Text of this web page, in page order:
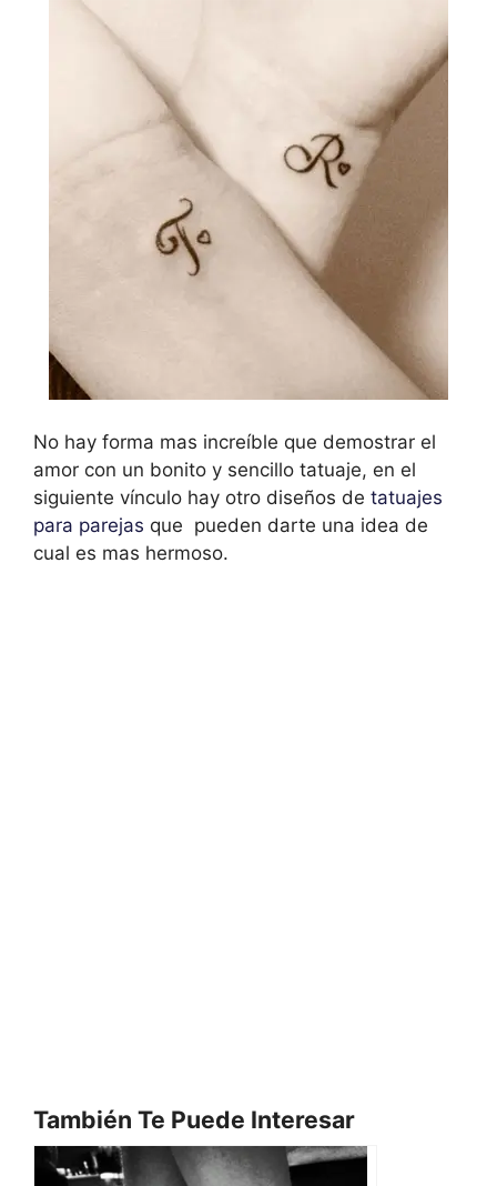
No hay forma mas increíble que demostrar el
amor con un bonito y sencillo tatuaje, en el
siguiente vínculo hay otro diseños de tatuajes
para parejas que pueden darte una idea de
cual es mas hermoso.
También Te Puede Interesar